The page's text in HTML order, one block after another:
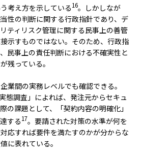
考え方を示している16。しかしなが
性の判断に関する行政指針であり、デ
ティリスク管理に関する民事上の善管
示すものではない。そのため、行政指
民事上の責任判断における不確実性と
残っている。
業間の実務レベルでも確認できる。
態調査」によれば、発注元からセキュ
の課題として、「契約内容の明確化」
する17。要請された対策の水準が何を
応すれば要件を満たすのかが分からな
に表れている。